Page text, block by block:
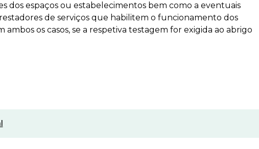
dos espaços ou estabelecimentos bem como a eventuais
de serviços que habilitem o funcionamento dos
ambos os casos, se a respetiva testagem for exigida ao abrigo